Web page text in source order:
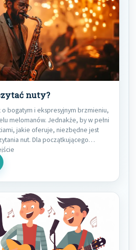
nuty?
bogatym i ekspresyjnym brzmieniu,
melomanów. Jednakże, by w pełni
jakie oferuje, niezbędne jest
nut. Dla początkującego